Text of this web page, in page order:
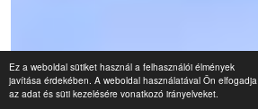
Ez a weboldal sütiket használ a felhasználói élmények
javítása érdekében. A weboldal használatával Ön elfogadja
az adat és süti kezelésére vonatkozó irányelveket.